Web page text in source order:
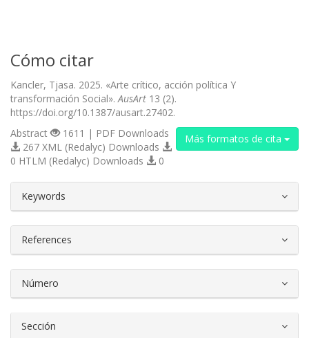
Cómo citar
Kancler, Tjasa. 2025. «Arte crítico, acción política Y
transformación Social». AusArt 13 (2).
https://doi.org/10.1387/ausart.27402.
Más formatos de cita
Abstract
1611 | PDF Downloads
267 XML (Redalyc) Downloads
0 HTLM (Redalyc) Downloads
0
Keywords
References
Número
Sección